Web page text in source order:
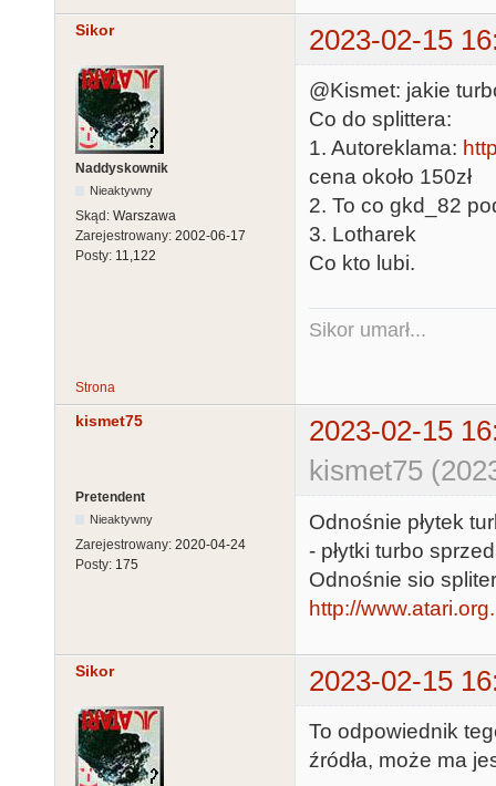
Sikor 2023-02-15
Naddyskownik
Nieaktywny
Skąd: Warszawa
Zarejestrowany: 2002-06-17
Posty: 11,122
@Kismet: jakie
Co do splittera:
1. Autoreklama:
cena około 150zł
2. To co gkd_82
3. Lotharek
Co kto lubi.
Sikor umarł...
Strona
kismet75
2023-02-15
kismet75
Pretendent
Nieaktywny
Zarejestrowany: 2020-04-24
Posty: 175
Odnośnie płytek
- płytki turbo
Odnośnie sio
http://
Sikor 2023-02-15
To odpowiednik
źródła, może ma